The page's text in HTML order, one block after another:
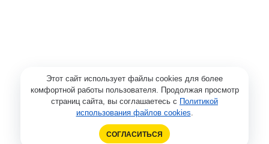
Этот сайт использует файлы cookies для более
комфортной работы пользователя. Продолжая просмотр
страниц сайта, вы соглашаетесь с Политикой
использования файлов cookies.
СОГЛАСИТЬСЯ